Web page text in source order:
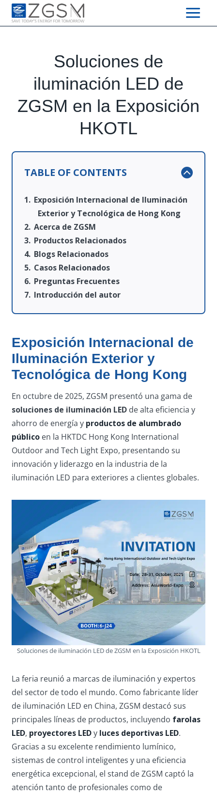
Skip
Soluciones de
iluminación LED de
ZGSM en la Exposición
HKOTL
TABLE OF CONTENTS
Exposición Internacional de Iluminación
Exterior y Tecnológica de Hong Kong
Acerca de ZGSM
Productos Relacionados
Blogs Relacionados
Casos Relacionados
Preguntas Frecuentes
Introducción del autor
Exposición Internacional de
Iluminación Exterior y
Tecnológica de Hong Kong
En octubre de 2025, ZGSM presentó una gama de
soluciones de iluminación LED de alta eficiencia y
ahorro de energía y productos de alumbrado
público en la HKTDC Hong Kong International
Outdoor and Tech Light Expo, presentando su
innovación y liderazgo en la industria de la
iluminación LED para exteriores a clientes globales.
Soluciones de iluminación LED de ZGSM en la Exposición HKOTL
La feria reunió a marcas de iluminación y expertos
del sector de todo el mundo. Como fabricante líder
de iluminación LED en China, ZGSM destacó sus
principales líneas de productos, incluyendo farolas
LED, proyectores LEDy luces deportivas LED.
Gracias a su excelente rendimiento lumínico,
sistemas de control inteligentes y una eficiencia
energética excepcional, el stand de ZGSM captó la
atención tanto de profesionales como de